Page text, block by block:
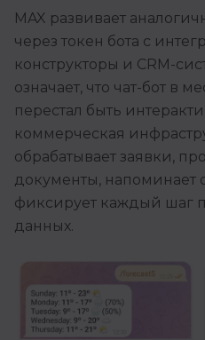
MAX развивает
через токен бота с
конструкторы и CRM-
означает, что чат-бот в
перестал быть
коммерческая
обрабатывает заявки,
документы, напоминает
фиксирует каждый шаг
данных.